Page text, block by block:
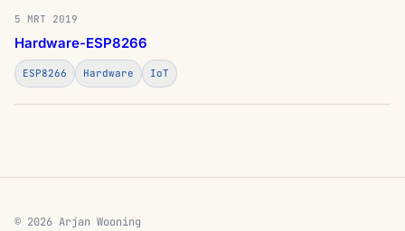
5 MRT 2019
Hardware-ESP8266
ESP8266 Hardware IoT
© 2026 Arjan Wooning